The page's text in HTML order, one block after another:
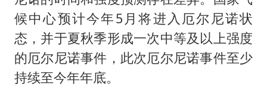
候中心预计今年5月将进入厄尔尼诺状
态，并于夏秋季形成一次中等及以上强度
的厄尔尼诺事件，此次厄尔尼诺事件至少
持续至今年年底。